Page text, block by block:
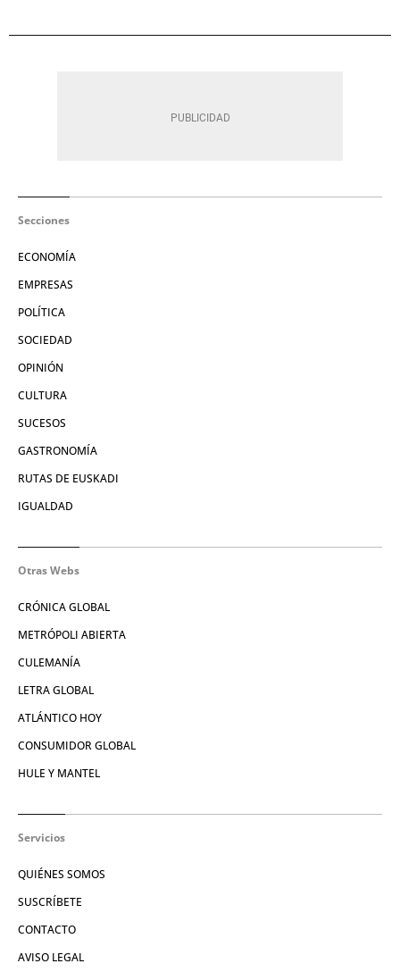
Secciones
ECONOMÍA
EMPRESAS
POLÍTICA
SOCIEDAD
OPINIÓN
CULTURA
SUCESOS
GASTRONOMÍA
RUTAS DE EUSKADI
IGUALDAD
Otras Webs
CRÓNICA GLOBAL
METRÓPOLI ABIERTA
CULEMANÍA
LETRA GLOBAL
ATLÁNTICO HOY
CONSUMIDOR GLOBAL
HULE Y MANTEL
Servicios
QUIÉNES SOMOS
SUSCRÍBETE
CONTACTO
AVISO LEGAL